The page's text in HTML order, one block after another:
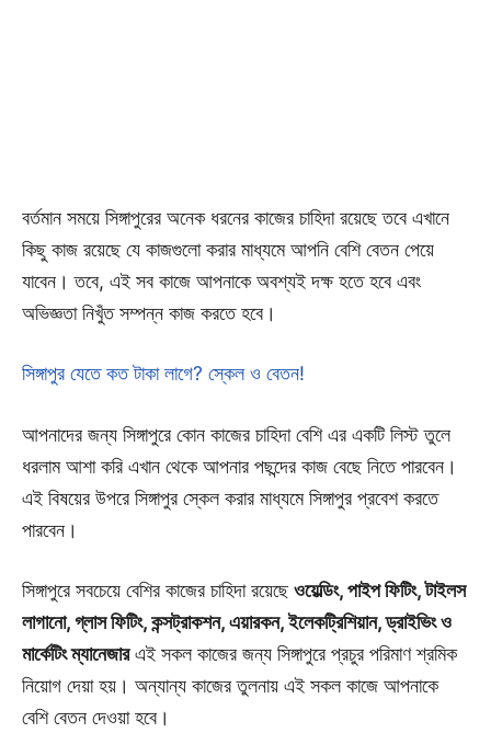
বর্তমান সময়ে সিঙ্গাপুরের অনেক ধরনের কাজের চাহিদা রয়েছে তবে এখানে
কিছু কাজ রয়েছে যে কাজগুলো করার মাধ্যমে আপনি বেশি বেতন পেয়ে
যাবেন। তবে, এই সব কাজে আপনাকে অবশ্যই দক্ষ হতে হবে এবং
অভিজ্ঞতা নিখুঁত সম্পন্ন কাজ করতে হবে।
সিঙ্গাপুর যেতে কত টাকা লাগে? স্কেল ও বেতন!
আপনাদের জন্য সিঙ্গাপুরে কোন কাজের চাহিদা বেশি এর একটি লিস্ট তুলে
ধরলাম আশা করি এখান থেকে আপনার পছন্দের কাজ বেছে নিতে পারবেন।
এই বিষয়ের উপরে সিঙ্গাপুর স্কেল করার মাধ্যমে সিঙ্গাপুর প্রবেশ করতে
পারবেন।
সিঙ্গাপুরে সবচেয়ে বেশির কাজের চাহিদা রয়েছেওয়েল্ডিং, পাইপ ফিটিং, টাইলস
লাগানো, গ্লাস ফিটিং, কন্সট্রাকশন, এয়ারকন, ইলেকট্রিশিয়ান, ড্রাইভিং ও
মার্কেটিং ম্যানেজারএই সকল কাজের জন্য সিঙ্গাপুরে প্রচুর পরিমাণ শ্রমিক
নিয়োগ দেয়া হয়। অন্যান্য কাজের তুলনায় এই সকল কাজে আপনাকে
বেশি বেতন দেওয়া হবে।